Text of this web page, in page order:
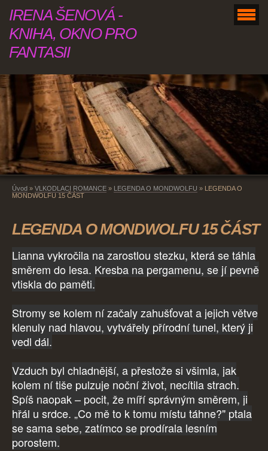
IRENA ŠENOVÁ -
KNIHA, OKNO PRO
FANTASII
Úvod » VLKODLACI ROMANCE » LEGENDA O MONDWOLFU »
LEGENDA O
MONDWOLFU 15 ČÁST
LEGENDA O MONDWOLFU 15 ČÁST
Lianna vykročila na zarostlou stezku, která se táhla
směrem do lesa. Kresba na pergamenu, se jí pevně
vtiskla do paměti.
Stromy se kolem ní začaly zahušťovat a jejich větve
klenuly nad hlavou, vytvářely přírodní tunel, který ji
vedl dál.
Vzduch byl chladnější, a přestože si všimla, jak
kolem ní tiše pulzuje noční život, necítila strach.
Spíš naopak – pocit, že míří správným směrem, ji
hřál u srdce. „Co mě to k tomu místu táhne?" ptala
se sama sebe, zatímco se prodírala lesním
porostem.